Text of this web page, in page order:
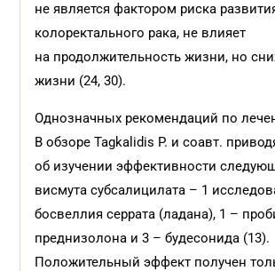
не является фактором риска
колоректального рака, не влияет
на продолжительность жизни, но
жизни (24, 30).
Однозначных рекомендаций по
В обзоре Tagkalidis P. и соавт.
об изучении эффективности
висмута субсалицилата – 1
босвеллия серрата (ладана), 1 –
преднизолона и 3 – будесонида (13).
Положительный эффект получен